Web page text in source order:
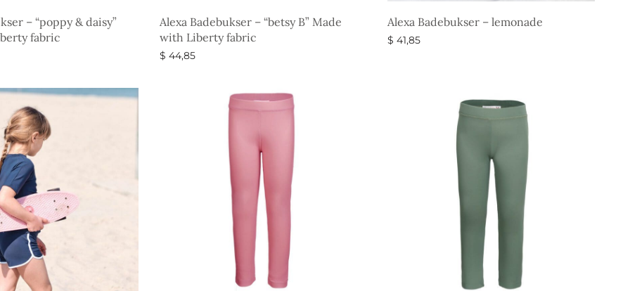
– “poppy & daisy”
fabric
Alexa Badebukser – “betsy B” Made
with Liberty fabric
$ 44,85
Alexa Badebukser – lemonade
$ 41,85